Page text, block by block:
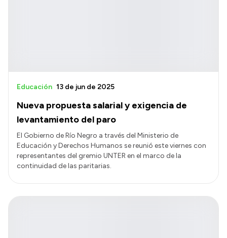
Nueva propuesta salarial y exigencia de
levantamiento del paro
Educación 13 de jun de 2025
El Gobierno de Río Negro a través del Ministerio de
Educación y Derechos Humanos se reunió este viernes con
representantes del gremio UNTER en el marco de la
continuidad de las paritarias.